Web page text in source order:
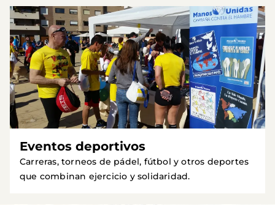
Eventos deportivos
Carreras, torneos de pádel, fútbol y otros deportes
que combinan ejercicio y solidaridad.